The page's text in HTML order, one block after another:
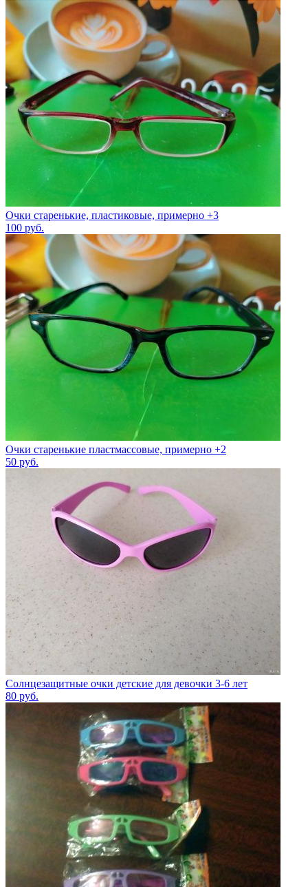
Очки старенькие, пластиковые, примерно +3
100 руб.
Очки старенькие пластмассовые, примерно +2
50 руб.
Солнцезащитные очки детские для девочки 3-6 лет
80 руб.